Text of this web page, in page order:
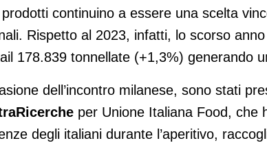
continuino a essere una scelta
Rispetto al 2023, infatti, lo scorso
178.839 tonnellate (+1,3%) generando
dell’incontro milanese, sono stati
per Unione Italiana Food, che
degli italiani durante l’aperitivo,